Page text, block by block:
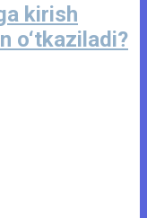
kirish
o‘tkaziladi?